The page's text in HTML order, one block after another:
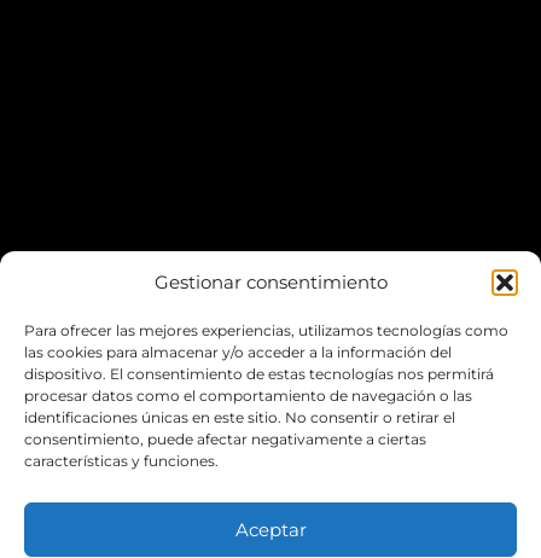
Gestionar consentimiento
Para ofrecer las mejores experiencias, utilizamos tecnologías como
las cookies para almacenar y/o acceder a la información del
dispositivo. El consentimiento de estas tecnologías nos permitirá
procesar datos como el comportamiento de navegación o las
identificaciones únicas en este sitio. No consentir o retirar el
consentimiento, puede afectar negativamente a ciertas
características y funciones.
Aceptar
*Puedes aparcar fácilmente en elEscardivol
LA WEB
POLÍTICA DE COOKIES